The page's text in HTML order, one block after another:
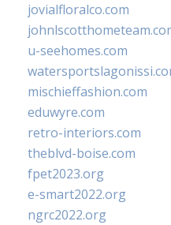
jovialfloralco.com
u-seehomes.com
mischieffashion.com
eduwyre.com
retro-interiors.com
theblvd-boise.com
fpet2023.org
e-smart2022.org
ngrc2022.org